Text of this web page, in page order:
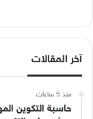
آخر المقالات
منذ 5 ساعات
حاسبة التكوين